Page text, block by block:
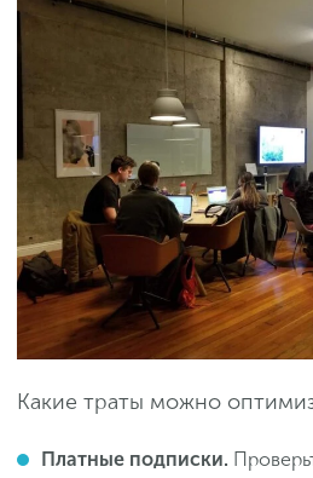
Какие траты можно
Платные подписки.